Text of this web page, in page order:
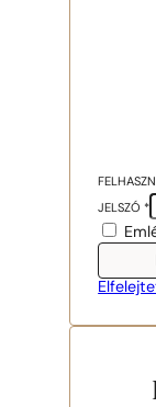
JELSZÓ *